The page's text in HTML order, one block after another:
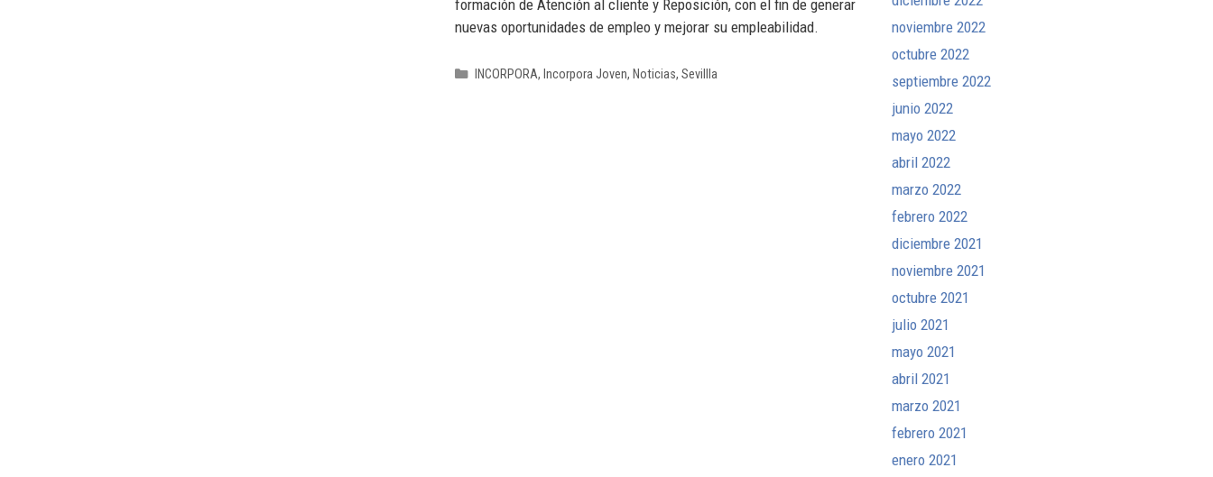
formación de Atención al cliente y Reposición, con el fin de generar
nuevas oportunidades de empleo y mejorar su empleabilidad.
INCORPORA, Incorpora Joven, Noticias, Sevillla
noviembre 2022
octubre 2022
septiembre 2022
junio 2022
mayo 2022
abril 2022
marzo 2022
febrero 2022
diciembre 2021
noviembre 2021
octubre 2021
julio 2021
mayo 2021
abril 2021
marzo 2021
febrero 2021
enero 2021